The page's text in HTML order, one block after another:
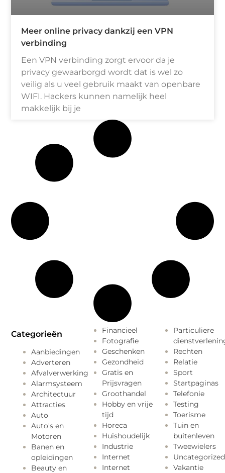
Meer online privacy dankzij een VPN
verbinding
Een VPN verbinding zorgt ervoor da je
privacy gewaarborgd wordt dat is wel zo
veilig als u veel gebruik maakt van openbare
WIFI. Hackers kunnen namelijk heel
makkelijk bij je
Categorieën
Aanbiedingen
Adverteren
Afvalverwerking
Alarmsysteem
Architectuur
Attracties
Auto
Auto's en
Motoren
Banen en
opleidingen
Beauty en
Financieel
Fotografie
Geschenken
Gezondheid
Gratis en
Prijsvragen
Groothandel
Hobby en vrije
tijd
Horeca
Huishoudelijk
Industrie
Internet
Internet
Particuliere
Rechten
Relatie
Sport
Startpaginas
Telefonie
Testing
Toerisme
Tuin en
buitenleven
Tweewielers
Uncategorized
Vakantie